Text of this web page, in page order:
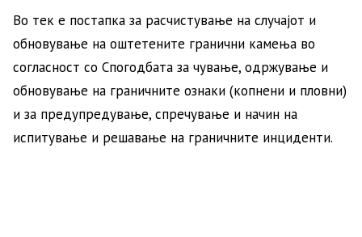
Во тек е постапка за расчистување на случајот и
обновување на оштетените гранични камења во
согласност со Спогодбата за чување, одржување и
обновување на граничните ознаки (копнени и пловни)
и за предупредување, спречување и начин на
испитување и решавање на граничните инциденти.